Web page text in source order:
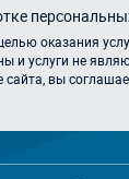
оказания
и услуги не
вы